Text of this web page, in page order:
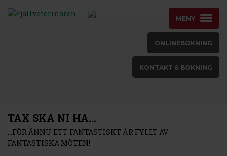
MENY
ONLINEBOKNING
KONTAKT & BOKNING
TAX SKA NI HA…
…FÖR ÄNNU ETT FANTASTISKT ÅR FYLLT AV
FANTASTISKA MÖTEN!